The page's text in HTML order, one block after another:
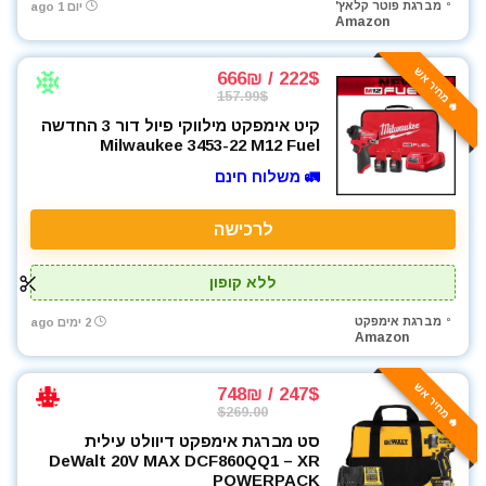
מברגים
מברגת אימפקט
מברגת גבס
מברגת פוטר קלאץ'
מברזים ומחרוקות
מגרזת
מדחס / קומפרסור
מדריכים
מזמרה
מטען סוללות קירי
מטר
מכונת חיתוך אריחים
מכונת צביעה אירלס
מכונת שטיפה בלחץ
מברגת פוטר קלאץ'
Amazon
יום 1 ago
🔥 מחיר אש 222$ / 666₪
157.99$
קיט אימפקט מילווקי פיול דור 3 החדשה
Milwaukee 3453-22 M12 Fuel
🚛 משלוח חינם
לרכישה
ללא קופון
מברגת אימפקט
Amazon
2 ימים ago
🔥 מחיר אש 247$ / 748₪
$269.00
סט מברגת אימפקט דיוולט עילית
DeWalt 20V MAX DCF860QQ1 – XR
POWERPACK